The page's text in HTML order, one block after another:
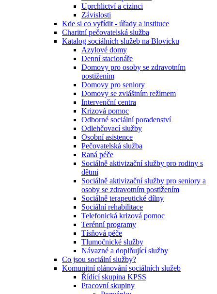
Uprchlictví a cizinci
Závislosti
Kde si co vyřídit - úřady a instituce
Charitní pečovatelská služba
Katalog sociálních služeb na Blovicku
Azylové domy
Denní stacionáře
Domovy pro osoby se zdravotním
postižením
Domovy pro seniory
Domovy se zvláštním režimem
Intervenční centra
Krizová pomoc
Odborné sociální poradenství
Odlehčovací služby
Osobní asistence
Pečovatelská služba
Raná péče
Sociálně aktivizační služby pro rodiny s
dětmi
Sociálně aktivizační služby pro seniory a
osoby se zdravotním postižením
Sociálně terapeutické dílny
Sociální rehabilitace
Telefonická krizová pomoc
Terénní programy
Tísňová péče
Tlumočnické služby
Návazné a doplňující služby
Co jsou sociální služby?
Komunitní plánování sociálních služeb
Řídící skupina KPSS
Pracovní skupiny